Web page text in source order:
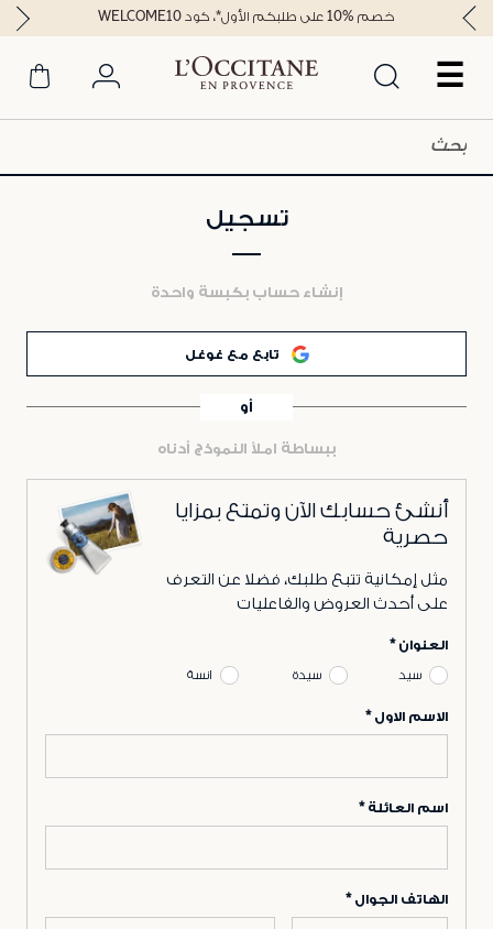
☰
خصم %10 على طلبكم الأول*، كود WELCOME10
تسجيل
إنشاء حساب بكبسة واحدة
تابع مع غوغل
أو
ببساطة املأ النموذج أدناه
أنشئ حسابك الآن وتمتع بمزايا
حصرية
مثل إمكانية تتبع طلبك، فضلا عن التعرف
على أحدث العروض والفاعليات
العنوان
سيد سيدة انسة
الاسم الاول
اسم العائلة
الهاتف الجوال